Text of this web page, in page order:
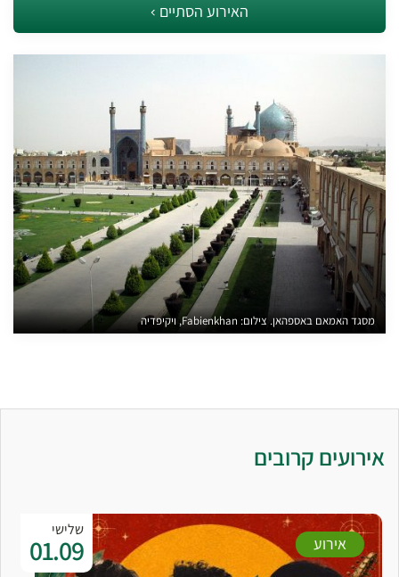
האירוע הסתיים
מסגד האמאם באספהאן. צילום: Fabienkhan, ויקיפדיה
אירועים קרובים
שלישי
01.09 אירוע